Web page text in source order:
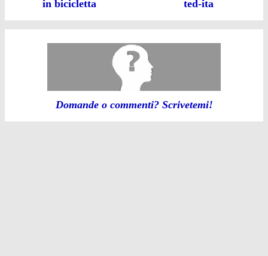
in bicicletta
ted-ita
Domande o commenti? Scrivetemi!